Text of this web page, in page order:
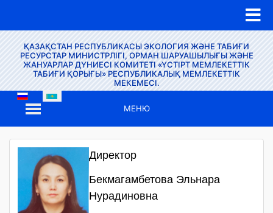
ҚАЗАҚСТАН РЕСПУБЛИКАСЫ ЭКОЛОГИЯ ЖӘНЕ ТАБИҒИ
РЕСУРСТАР МИНИСТРЛІГІ, ОРМАН ШАРУАШЫЛЫҒЫ ЖӘНЕ
ЖАНУАРЛАР ДҮНИЕСІ КОМИТЕТІ «ҮСТІРТ МЕМЛЕКЕТТІК
ТАБИҒИ ҚОРЫҒЫ» РЕСПУБЛИКАЛЫҚ МЕМЛЕКЕТТІК
МЕКЕМЕСІ.
МЕНЮ
Директор
Бекмагамбетова Эльнара
Нурадиновна